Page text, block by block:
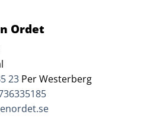
Ordet
23 Per Westerberg